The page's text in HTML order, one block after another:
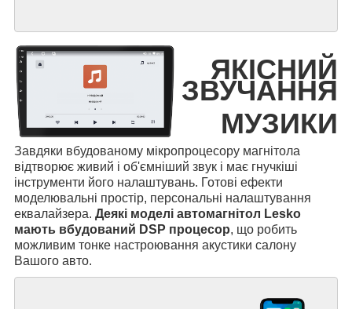
ЯКІСНИЙ
ЗВУЧАННЯ
МУЗИКИ
Завдяки вбудованому мікропроцесору магнітола
відтворює живий і об'ємніший звук і має гнучкіші
інструменти його налаштувань. Готові ефекти
моделювальні простір, персональні налаштування
еквалайзера. Деякі моделі автомагнітол Lesko
мають вбудований DSP процесор, що робить
можливим тонке настроювання акустики салону
Вашого авто.